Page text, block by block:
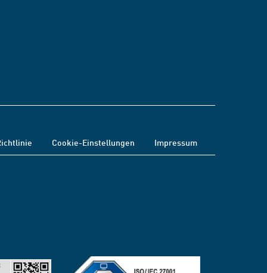
Cookie-Einstellungen Impressum